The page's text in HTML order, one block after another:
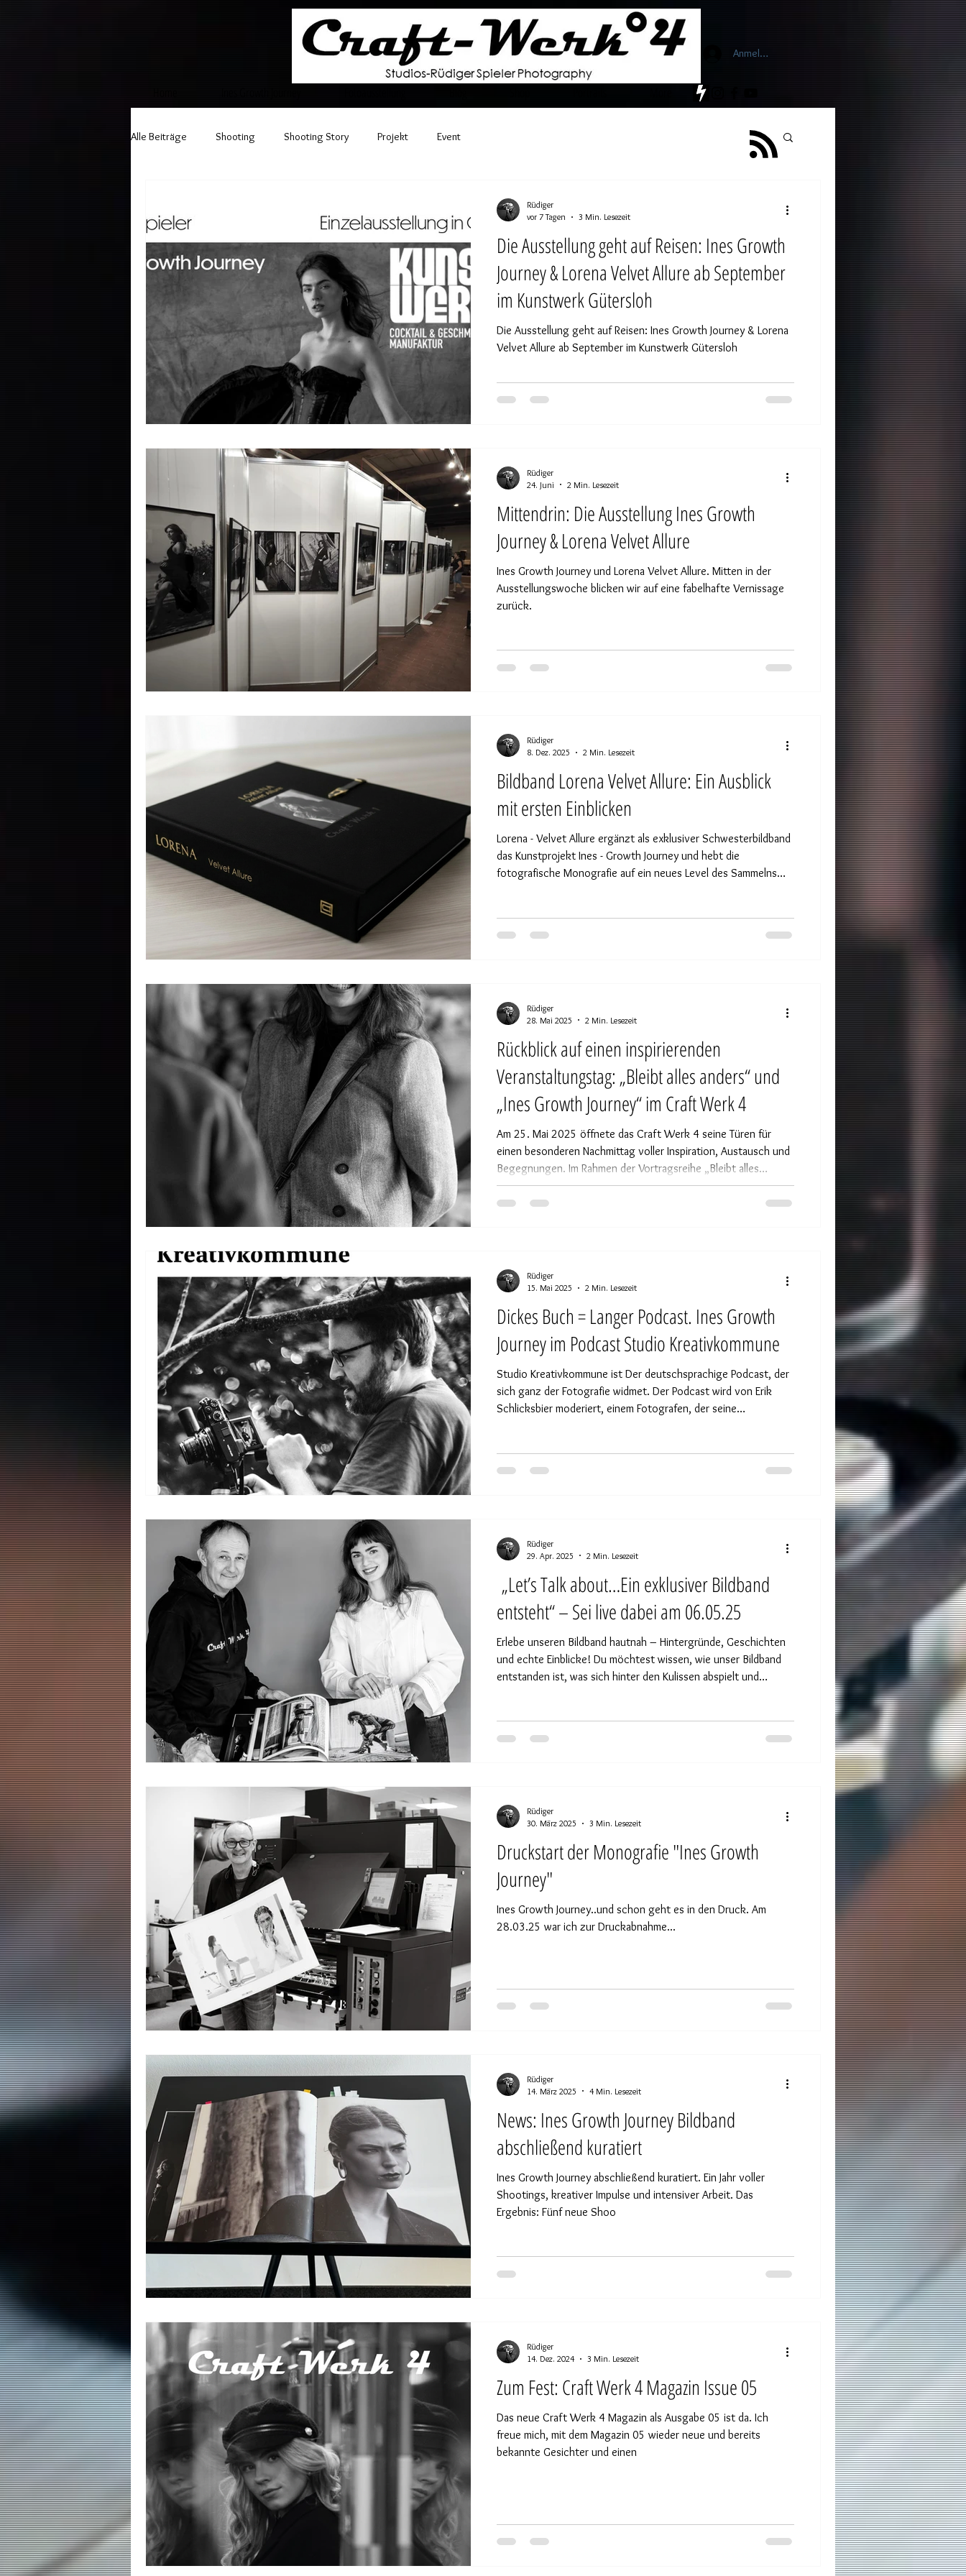
Anmelden
Alle Beiträge Shooting Shooting Story Projekt Event
Die Ausstellung geht auf Reisen: Ines Growth
Journey & Lorena Velvet Allure ab September
im Kunstwerk Gütersloh
Die Ausstellung geht auf Reisen: Ines Growth Journey & Lorena
Velvet Allure ab September im Kunstwerk Gütersloh
Rüdiger
vor 7 Tagen
3 Min. Lesezeit
Mittendrin: Die Ausstellung Ines Growth
Journey & Lorena Velvet Allure
Ines Growth Journey und Lorena Velvet Allure. Mitten in der
Ausstellungswoche blicken wir auf eine fabelhafte Vernissage
zurück.
Rüdiger
24. Juni
2 Min. Lesezeit
Bildband Lorena Velvet Allure: Ein Ausblick
mit ersten Einblicken
Lorena - Velvet Allure ergänzt als exklusiver Schwesterbildband
das Kunstprojekt Ines - Growth Journey und hebt die
fotografische Monografie auf ein neues Level des Sammelns
Brücke zwischen klassischer Eleganz und Provokation schlägt.
Rüdiger
8. Dez. 2025
2 Min. Lesezeit
Rückblick auf einen inspirierenden
Veranstaltungstag: „Bleibt alles anders“ und
„Ines Growth Journey“ im Craft Werk 4
Am 25. Mai 2025 öffnete das Craft Werk 4 seine Türen für
einen besonderen Nachmittag voller Inspiration, Austausch und
Begegnungen. Im Rahmen der Vortragsreihe „Bleibt alles
anders“ begeisterte Andreas Jorns rund 35 Gäste mit einem
spannenden Einblick in seine fotografische Entwicklung und
Rüdiger
28. Mai 2025
2 Min. Lesezeit
Dickes Buch = Langer Podcast. Ines Growth
Journey im Podcast Studio Kreativkommune
Studio Kreativkommune ist Der deutschsprachige Podcast, der
sich ganz der Fotografie widmet. Der Podcast wird von Erik
Schlicksbier moderiert, einem Fotografen, der seine
Format zu sein. Ein dickes Buch lässt sich nicht in wenigen
Rüdiger
15. Mai 2025
2 Min. Lesezeit
„Let’s Talk about…Ein exklusiver Bildband
entsteht“ – Sei live dabei am 06.05.25
Erlebe unseren Bildband hautnah – Hintergründe, Geschichten
und echte Einblicke! Du möchtest wissen, wie unser Bildband
entstanden ist, was sich hinter den Kulissen abspielt und
besonderen Momenten und beantworten all Deine Fragen –
Rüdiger
29. Apr. 2025
2 Min. Lesezeit
Druckstart der Monografie "Ines Growth
Journey"
Ines Growth Journey..und schon geht es in den Druck. Am
28.03.25 war ich zur Druckabnahme...
Rüdiger
30. März 2025
3 Min. Lesezeit
News: Ines Growth Journey Bildband
abschließend kuratiert
Ines Growth Journey abschließend kuratiert. Ein Jahr voller
Shootings, kreativer Impulse und intensiver Arbeit. Das
Ergebnis: Fünf neue Shoo
Rüdiger
14. März 2025
4 Min. Lesezeit
Zum Fest: Craft Werk 4 Magazin Issue 05
Das neue Craft Werk 4 Magazin als Ausgabe 05 ist da. Ich
freue mich, mit dem Magazin 05 wieder neue und bereits
bekannte Gesichter und einen
Rüdiger
14. Dez. 2024
3 Min. Lesezeit